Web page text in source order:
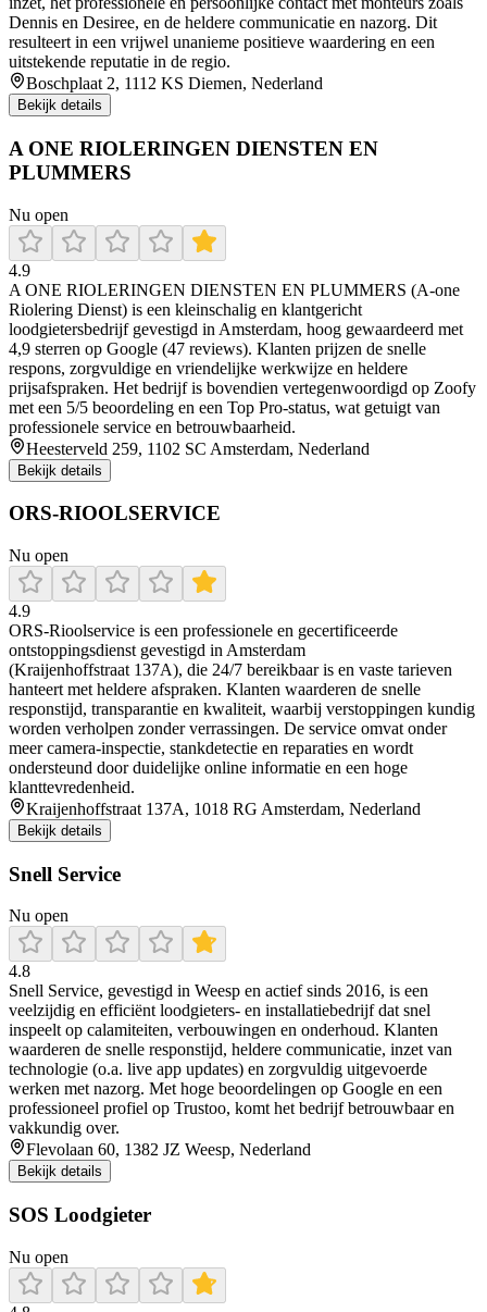
Dennis en Desiree, en de heldere communicatie en nazorg. Dit
resulteert in een vrijwel unanieme positieve waardering en een
uitstekende reputatie in de regio.
Boschplaat 2, 1112 KS Diemen, Nederland
Bekijk details
A ONE RIOLERINGEN DIENSTEN EN
PLUMMERS
Nu open
4.9
A ONE RIOLERINGEN DIENSTEN EN PLUMMERS (A‑one
Riolering Dienst) is een kleinschalig en klantgericht
loodgietersbedrijf gevestigd in Amsterdam, hoog gewaardeerd met
4,9 sterren op Google (47 reviews). Klanten prijzen de snelle
respons, zorgvuldige en vriendelijke werkwijze en heldere
prijsafspraken. Het bedrijf is bovendien vertegenwoordigd op Zoofy
met een 5/5 beoordeling en een Top Pro-status, wat getuigt van
professionele service en betrouwbaarheid.
Heesterveld 259, 1102 SC Amsterdam, Nederland
Bekijk details
ORS-RIOOLSERVICE
Nu open
4.9
ORS‑Rioolservice is een professionele en gecertificeerde
ontstoppingsdienst gevestigd in Amsterdam
(Kraijenhoffstraat 137A), die 24/7 bereikbaar is en vaste tarieven
hanteert met heldere afspraken. Klanten waarderen de snelle
responstijd, transparantie en kwaliteit, waarbij verstoppingen kundig
worden verholpen zonder verrassingen. De service omvat onder
meer camera‑inspectie, stankdetectie en reparaties en wordt
ondersteund door duidelijke online informatie en een hoge
klanttevredenheid.
Kraijenhoffstraat 137A, 1018 RG Amsterdam, Nederland
Bekijk details
Snell Service
Nu open
4.8
Snell Service, gevestigd in Weesp en actief sinds 2016, is een
veelzijdig en efficiënt loodgieters- en installatiebedrijf dat snel
inspeelt op calamiteiten, verbouwingen en onderhoud. Klanten
waarderen de snelle responstijd, heldere communicatie, inzet van
technologie (o.a. live app updates) en zorgvuldig uitgevoerde
werken met nazorg. Met hoge beoordelingen op Google en een
professioneel profiel op Trustoo, komt het bedrijf betrouwbaar en
vakkundig over.
Flevolaan 60, 1382 JZ Weesp, Nederland
Bekijk details
SOS Loodgieter
Nu open